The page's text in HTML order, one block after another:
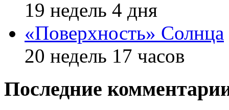
19 недель 4 дня
«Поверхность» Солнца
20 недель 17 часов
Последние